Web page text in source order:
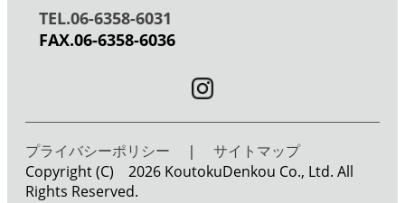
TEL.06-6358-6031
FAX.06-6358-6036
プライバシーポリシー ｜ サイトマップ
Copyright (C) 2026 KoutokuDenkou Co., Ltd. All
Rights Reserved.